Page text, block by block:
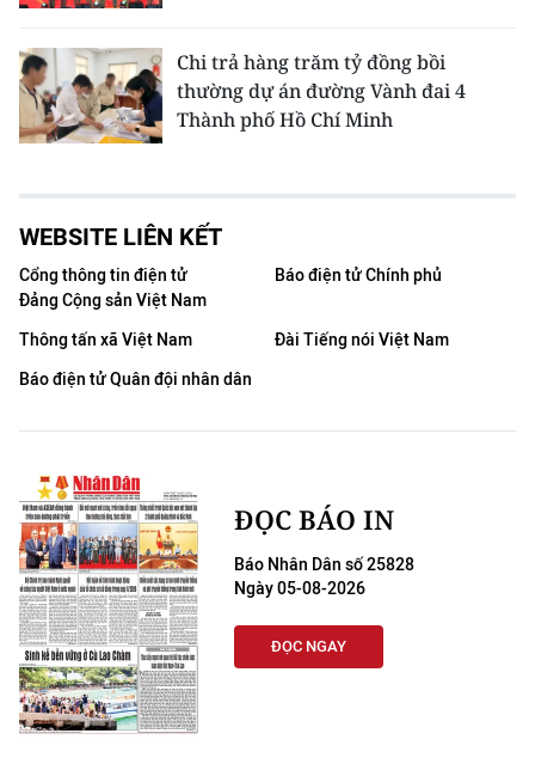
Chi trả hàng trăm tỷ đồng bồi
thường dự án đường Vành đai 4
Thành phố Hồ Chí Minh
WEBSITE LIÊN KẾT
Cổng thông tin điện tử
Đảng Cộng sản Việt Nam
Báo điện tử Chính phủ
Thông tấn xã Việt Nam
Đài Tiếng nói Việt Nam
Báo điện tử Quân đội nhân dân
ĐỌC BÁO IN
Báo Nhân Dân số 25828
Ngày 05-08-2026
ĐỌC NGAY